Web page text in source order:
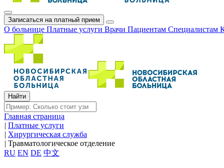
Записаться на платный прием
О больнице Платные услуги Врачи Пациентам Специалистам
Главная страница
| Платные услуги
| Хирургическая служба
| Травматологическое отделение
RU EN DE 中文